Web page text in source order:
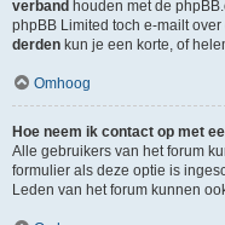
verband houden met de
phpBB Limited toch e-mailt
derden kun je een korte, of
Omhoog
Hoe neem ik contact op met
Alle gebruikers van het forum
formulier als deze optie is
Leden van het forum kunnen